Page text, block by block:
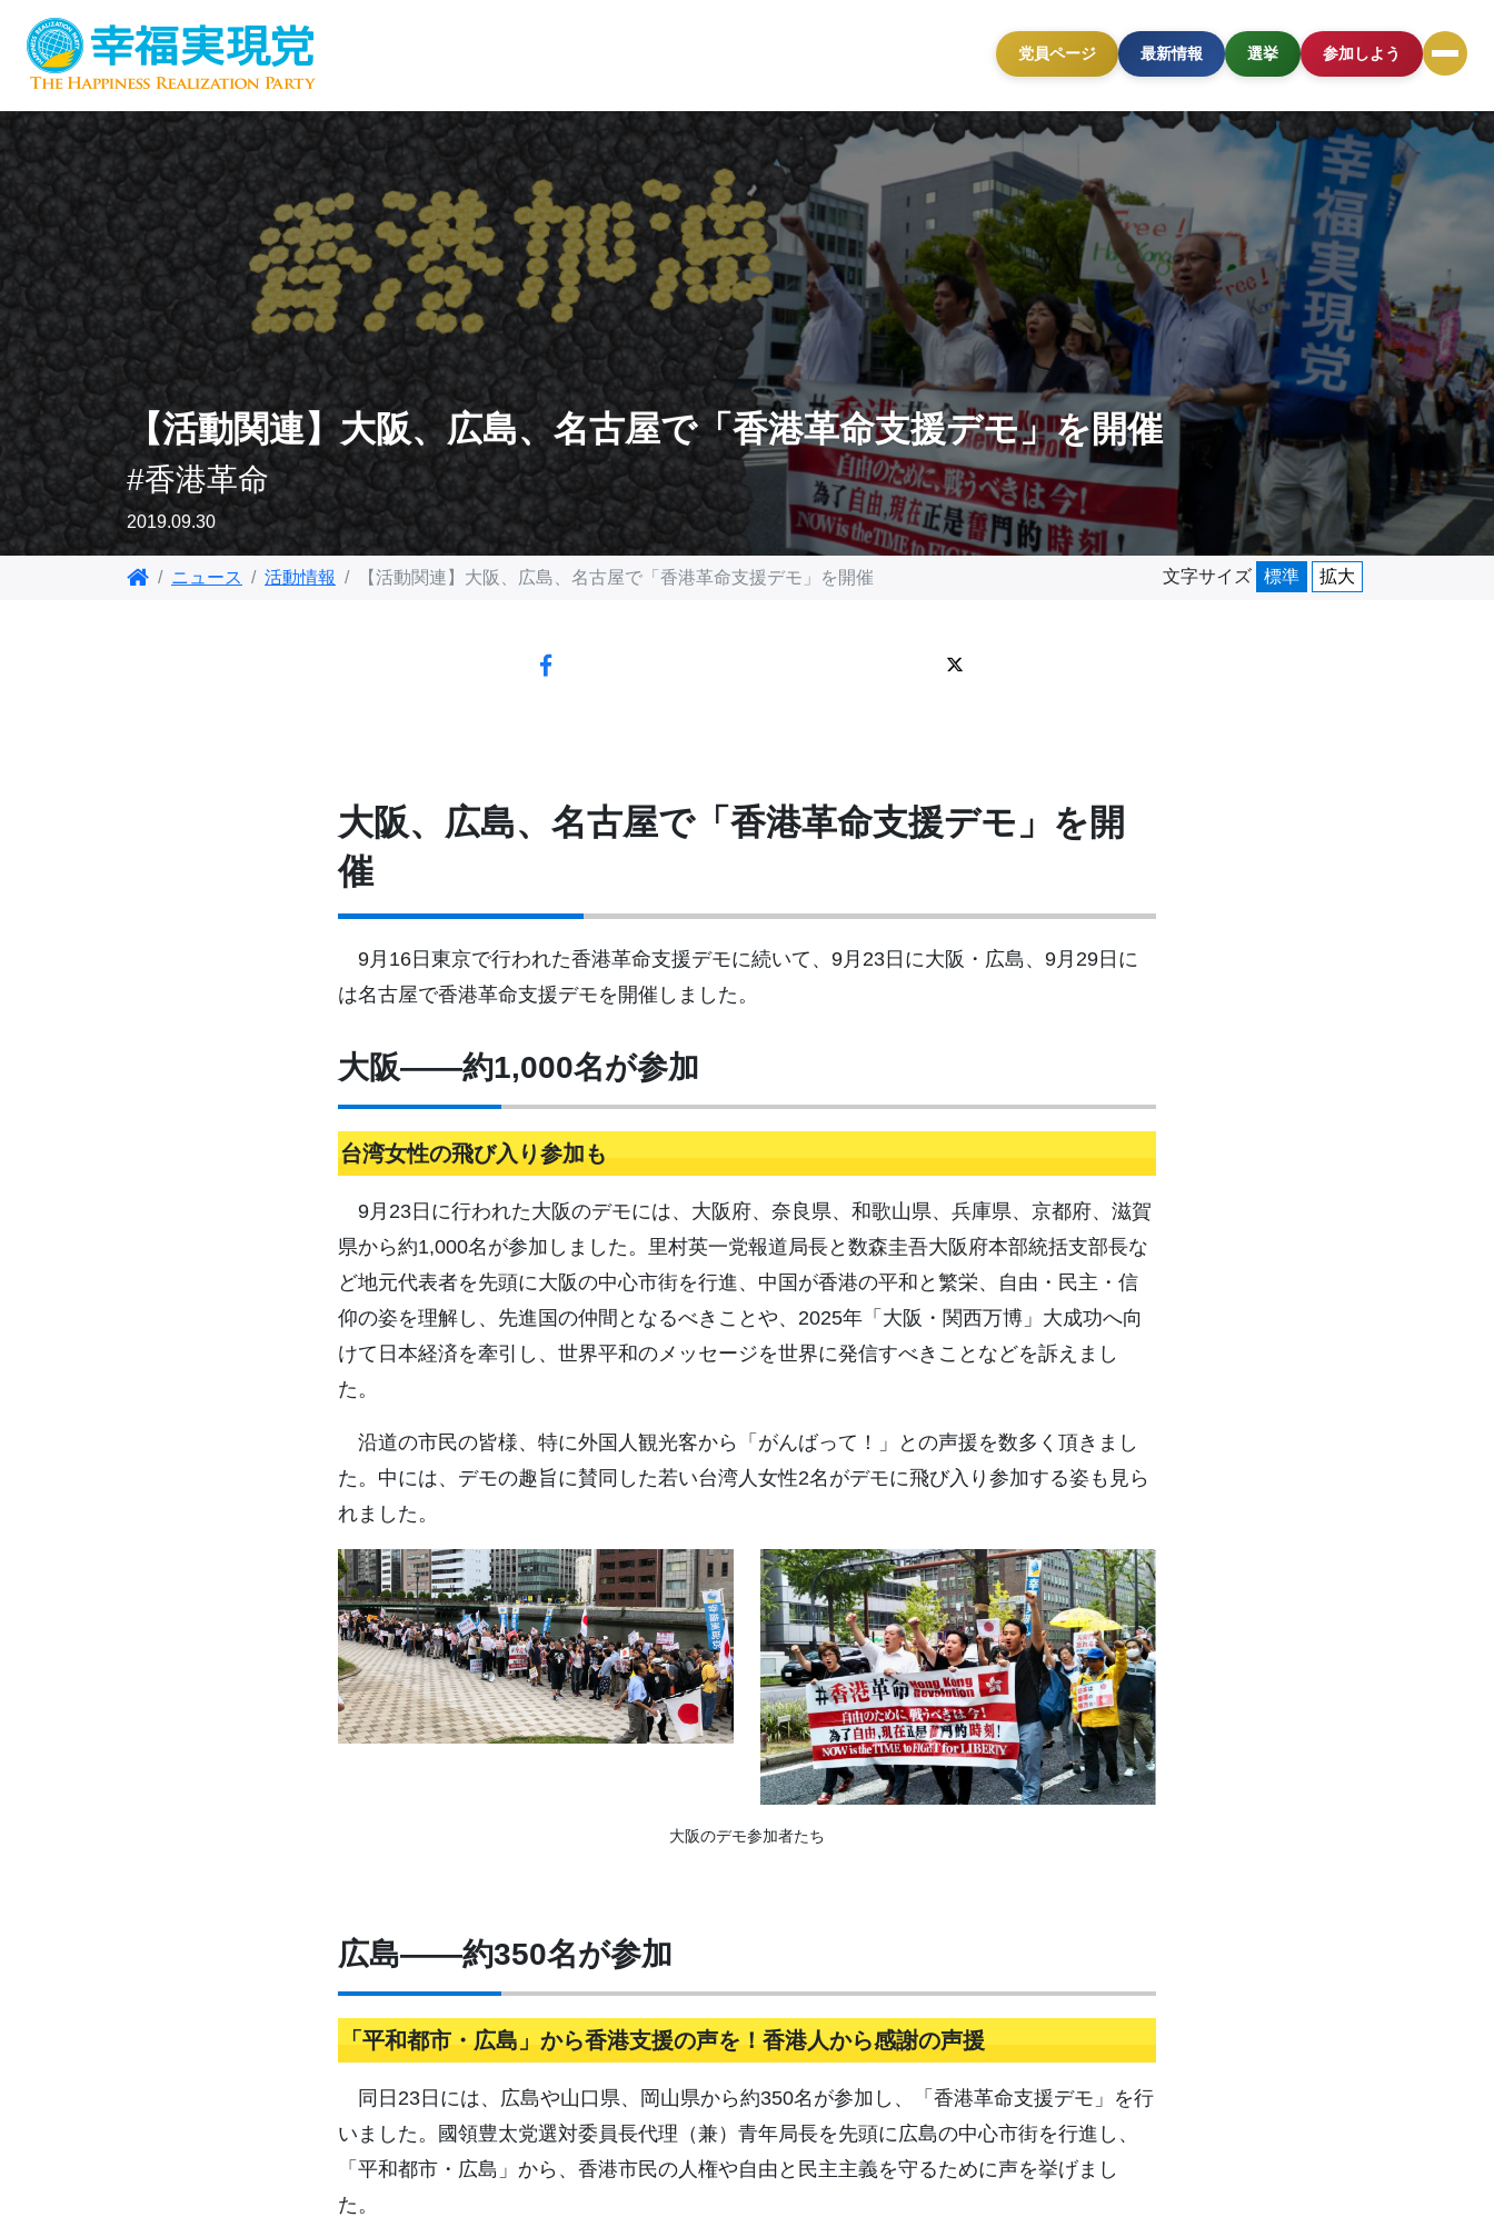
党員ページ 最新情報 選挙 参加しよう
【活動関連】大阪、広島、名古屋で「香港革命支援デモ」を開催
#香港革命
2019.09.30
ニュース 活動情報 【活動関連】大阪、広島、名古屋で「香港革命支援デモ」を開催 文字サイズ 標準 拡大
大阪、広島、名古屋で「香港革命支援デモ」を開
催
9月16日東京で行われた香港革命支援デモに続いて、9月23日に大阪・広島、9月29日に
は名古屋で香港革命支援デモを開催しました。
大阪――約1,000名が参加
台湾女性の飛び入り参加も
9月23日に行われた大阪のデモには、大阪府、奈良県、和歌山県、兵庫県、京都府、滋賀
県から約1,000名が参加しました。里村英一党報道局長と数森圭吾大阪府本部統括支部長な
ど地元代表者を先頭に大阪の中心市街を行進、中国が香港の平和と繁栄、自由・民主・信
仰の姿を理解し、先進国の仲間となるべきことや、2025年「大阪・関西万博」大成功へ向
けて日本経済を牽引し、世界平和のメッセージを世界に発信すべきことなどを訴えまし
た。
沿道の市民の皆様、特に外国人観光客から「がんばって！」との声援を数多く頂きまし
た。中には、デモの趣旨に賛同した若い台湾人女性2名がデモに飛び入り参加する姿も見ら
れました。
大阪のデモ参加者たち
広島――約350名が参加
「平和都市・広島」から香港支援の声を！香港人から感謝の声援
同日23日には、広島や山口県、岡山県から約350名が参加し、「香港革命支援デモ」を行
いました。國領豊太党選対委員長代理（兼）青年局長を先頭に広島の中心市街を行進し、
「平和都市・広島」から、香港市民の人権や自由と民主主義を守るために声を挙げまし
た。